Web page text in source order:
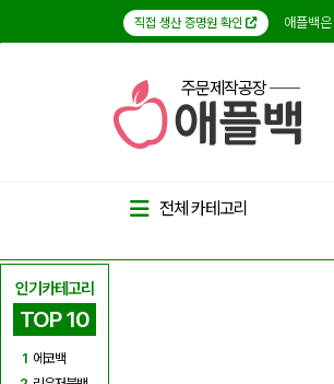
직접 생산 증명원 확인 애플백은
주문제작공장
인기카테고리
TOP 10
1 에코백
전체 카테고리